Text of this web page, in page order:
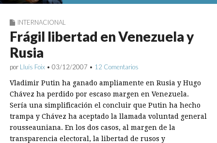
INTERNACIONAL
Frágil libertad en Venezuela y
Rusia
por Lluís Foix • 03/12/2007 • 12 Comentarios
Vladimir Putin ha ganado ampliamente en Rusia y Hugo
Chávez ha perdido por escaso margen en Venezuela.
Sería una simplificación el concluir que Putin ha hecho
trampa y Chávez ha aceptado la llamada voluntad general
rousseauniana. En los dos casos, al margen de la
transparencia electoral, la libertad de rusos y